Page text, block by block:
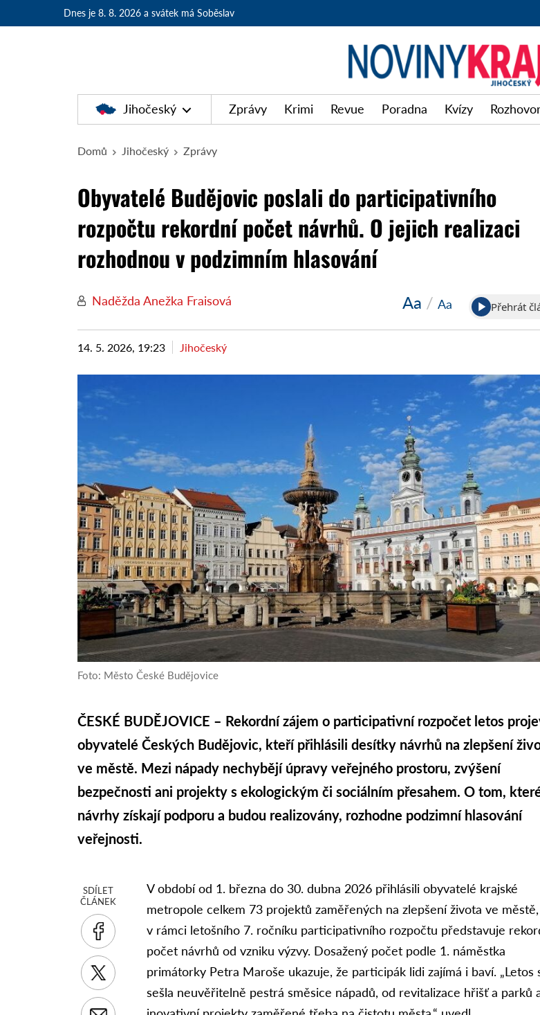
Dnes je 8. 8. 2026 a svátek má Soběslav
Jihočeský Zprávy Krimi Revue Poradna Kvízy
Domů Jihočeský Zprávy
Obyvatelé Budějovic poslali do participativního
rozpočtu rekordní počet návrhů. O jejich realizaci
rozhodnou v podzimním hlasování
Naděžda Anežka Fraisová Aa / Aa Přehrát
14. 5. 2026, 19:23 Jihočeský
Foto: Město České Budějovice
ČESKÉ BUDĚJOVICE – Rekordní zájem o participativní rozpočet letos
obyvatelé Českých Budějovic, kteří přihlásili desítky návrhů na zlepšení
ve městě. Mezi nápady nechybějí úpravy veřejného prostoru, zvýšení
bezpečnosti ani projekty s ekologickým či sociálním přesahem. O tom,
návrhy získají podporu a budou realizovány, rozhodne podzimní hlasování
veřejnosti.
SDÍLET
ČLÁNEK
V období od 1. března do 30. dubna 2026 přihlásili obyvatelé krajské
metropole celkem 73 projektů zaměřených na zlepšení života ve
v rámci letošního 7. ročníku participativního rozpočtu představuje
počet návrhů od vzniku výzvy. Dosažený počet podle 1. náměstka
primátorky Petra Maroše ukazuje, že participák lidi zajímá i baví. „Letos
sešla neuvěřitelně pestrá směsice nápadů, od revitalizace hřišť a parků